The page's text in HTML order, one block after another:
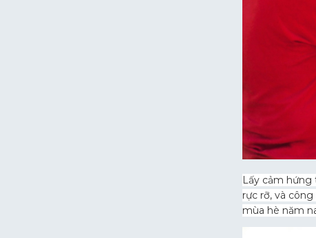
Lấy cảm hứng
rực rỡ, và
mùa hè năm